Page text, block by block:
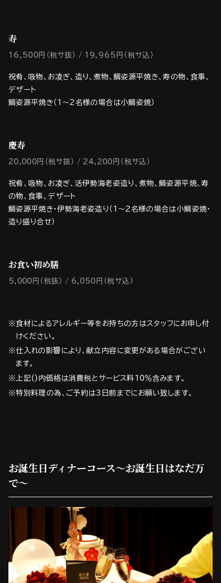
寿
16,500円（税サ抜） 19,965円（税サ込）
祝肴、吸物、お凌ぎ、造り、煮物、鯛姿源平焼き、寿の物、食事、
デザート
鯛姿源平焼き（1～2名様の場合は小鯛姿焼）
慶寿
20,000円（税サ抜） 24,200円（税サ込）
祝肴、吸物、お凌ぎ、活伊勢海老姿造り、煮物、鯛姿源平焼、寿
の物、食事、デザート
鯛姿源平焼き・伊勢海老姿造り（1～2名様の場合は小鯛姿焼・
造り盛り合せ）
お食い初め膳
5,000円（税抜） 6,050円（税サ込）
※食材によるアレルギー等をお持ちの方はスタッフにお申し付
けください。
※仕入れの影響により、献立内容に変更がある場合がござい
ます。
※上記()内価格は消費税とサービス料10％含みます。
※特別料理の為、ご予約は3日前までにお願い致します。
お誕生日ディナーコース～お誕生日はなだ万
で～